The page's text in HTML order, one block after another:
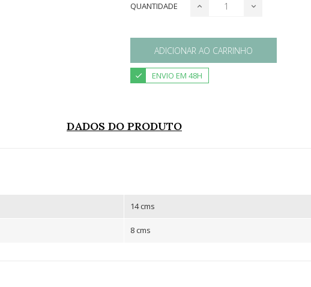
QUANTIDADE
ADICIONAR AO CARRINHO
ENVIO EM 48H
DADOS DO PRODUTO
14 cms
8 cms